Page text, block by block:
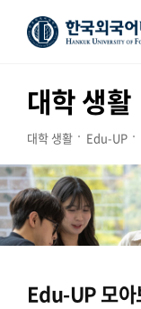
대학 생활
대학 생활 Edu-UP
Edu-UP 모아